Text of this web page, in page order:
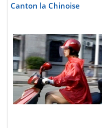
Canton la Chinoise